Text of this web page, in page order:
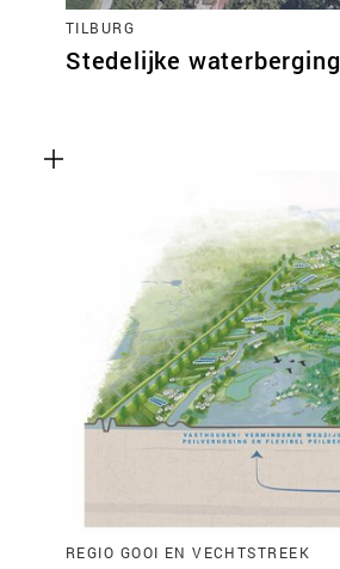
TILBURG
Stedelijke
REGIO GOOI EN VECHTSTREEK